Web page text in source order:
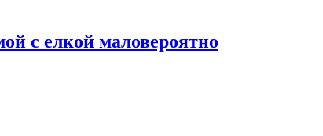
с елкой маловероятно